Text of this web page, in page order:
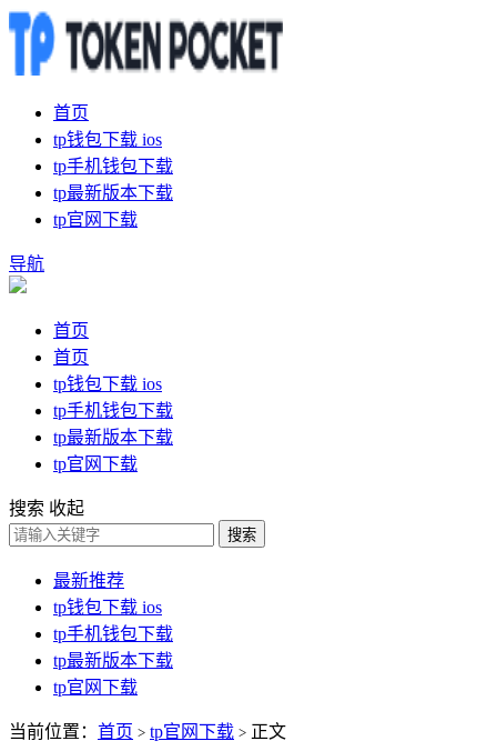
首页
tp钱包下载 ios
tp手机钱包下载
tp最新版本下载
tp官网下载
导航
首页
首页
tp钱包下载 ios
tp手机钱包下载
tp最新版本下载
tp官网下载
搜索 收起
搜索
最新推荐
tp钱包下载 ios
tp手机钱包下载
tp最新版本下载
tp官网下载
当前位置： 首页 > tp官网下载 > 正文